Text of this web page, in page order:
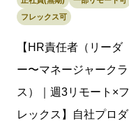
フレックス可
【HR責任者（リーダ
ー〜マネージャークラ
ス）｜週3リモート×フ
レックス】自社プロダ